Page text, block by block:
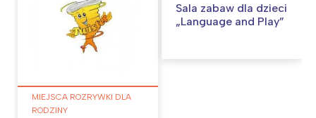
MIEJSCA ROZRYWKI DLA
RODZINY
Sala zabaw dla dzieci
„Language and Play”